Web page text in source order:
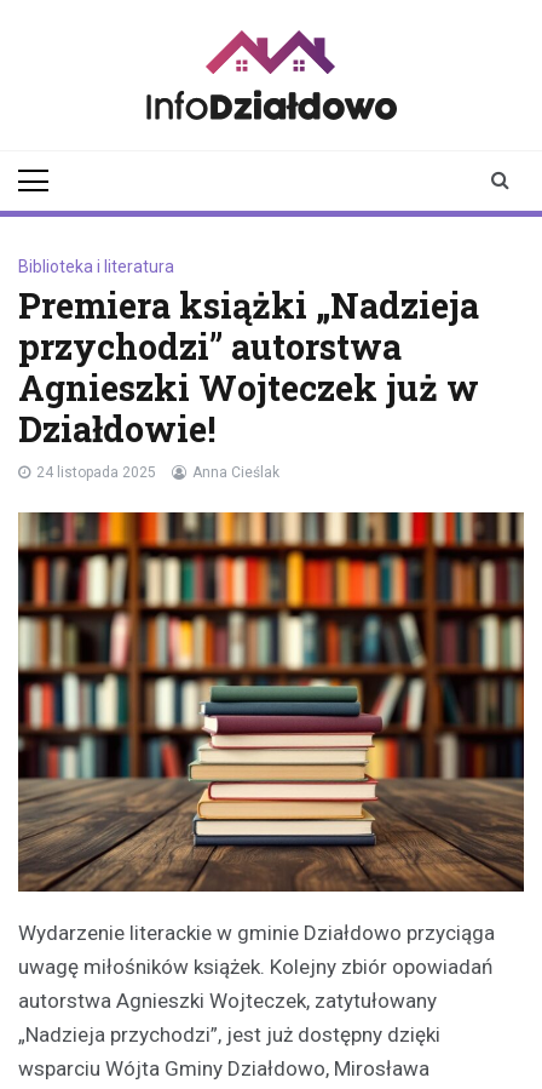
Biblioteka i literatura
Premiera książki „Nadzieja
przychodzi” autorstwa
Agnieszki Wojteczek już w
Działdowie!
24 listopada 2025 Anna Cieślak
Wydarzenie literackie w gminie Działdowo przyciąga
uwagę miłośników książek. Kolejny zbiór opowiadań
autorstwa Agnieszki Wojteczek, zatytułowany
„Nadzieja przychodzi”, jest już dostępny dzięki
wsparciu Wójta Gminy Działdowo, Mirosława